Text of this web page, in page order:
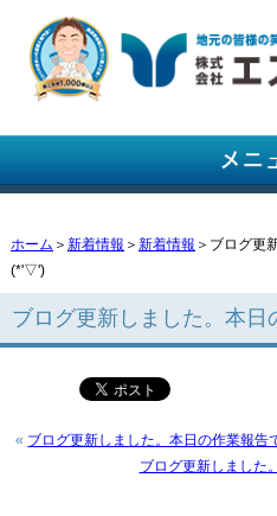
ホーム ＞ 新着情報 ＞ 新着情報 ＞ブログ更
(*'▽')
ブログ更新しました。本
« ブログ更新しました。本日の作業報
ブログ更新しました